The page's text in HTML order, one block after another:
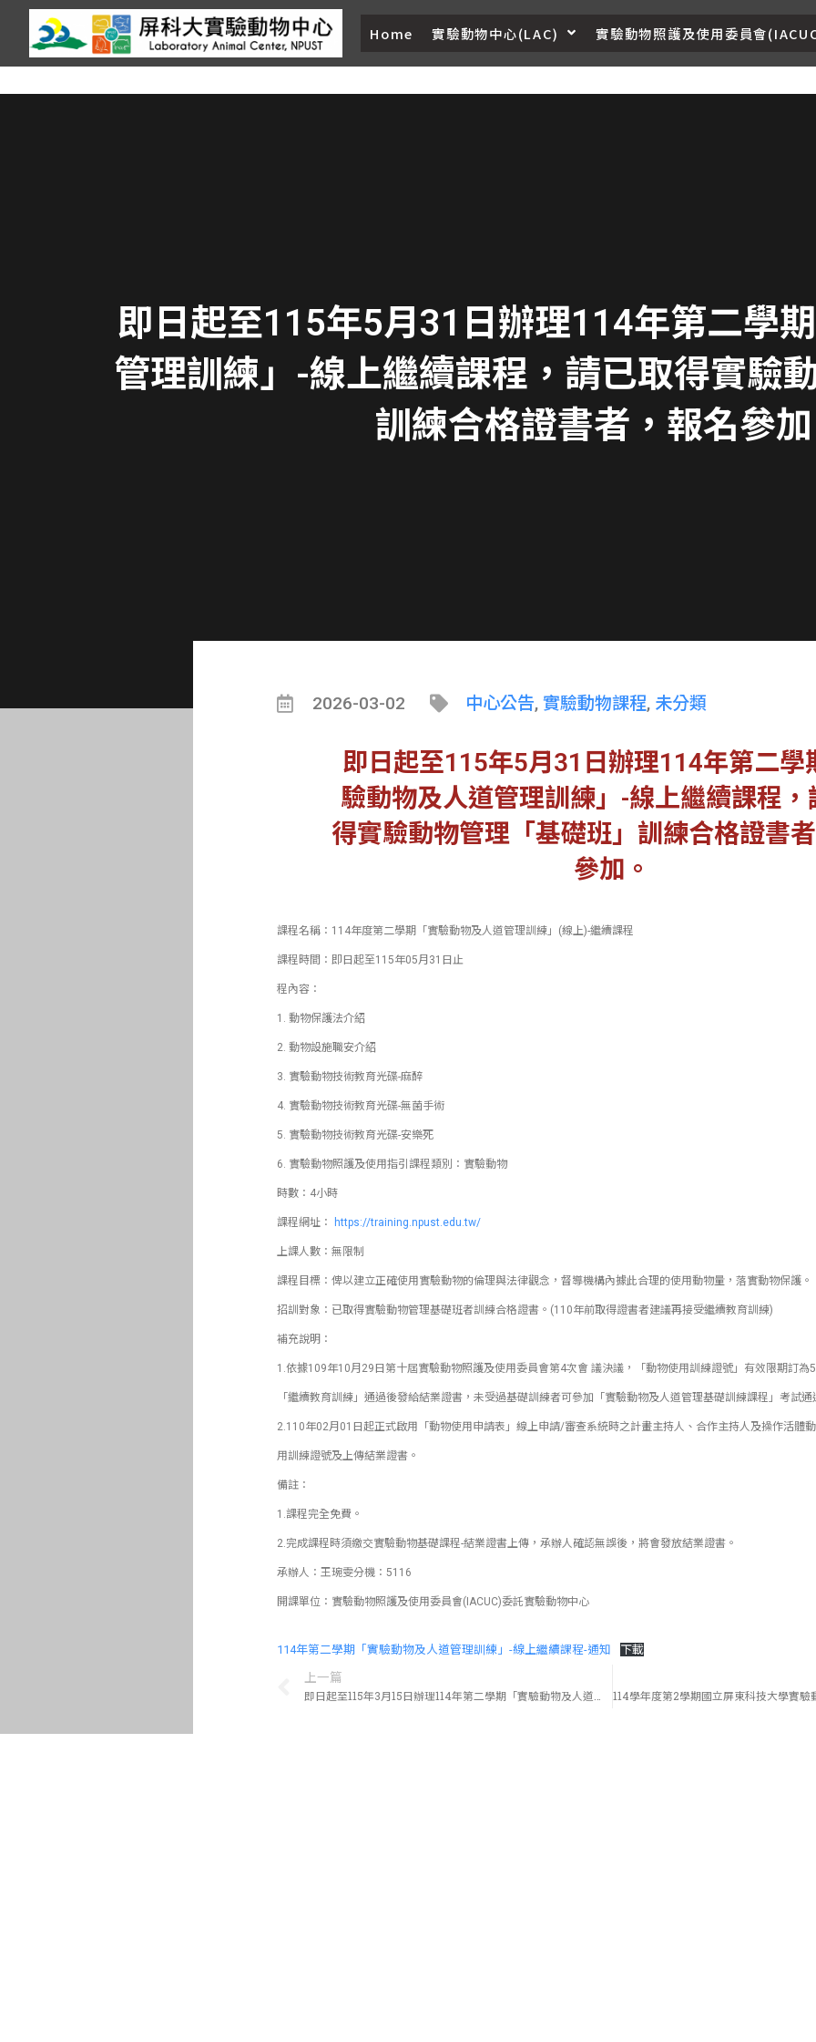
Home 實驗動物中心(LAC) 實驗動物照護及使用委員會
即日起至115年5月31日辦理114年第二學
管理訓練」-線上繼續課程，請已取得實驗
訓練合格證書者，報名參
2026-03-02 中心公告, 實驗動物課程, 未分類
即日起至115年5月31日辦理114年第二學
驗動物及人道管理訓練」-線上繼續課程，
得實驗動物管理「基礎班」訓練合格證書
參加。
課程名稱：114年度第二學期「實驗動物及人道管理訓練」(線上)-繼續課程
課程時間：即日起至115年05月31日止
程內容：
1. 動物保護法介紹
2. 動物設施職安介紹
3. 實驗動物技術教育光碟-麻醉
4. 實驗動物技術教育光碟-無菌手術
5. 實驗動物技術教育光碟-安樂死
6. 實驗動物照護及使用指引課程類別：實驗動物
時數：4小時
課程網址： https://training.npust.edu.tw/
上課人數：無限制
課程目標：俾以建立正確使用實驗動物的倫理與法律觀念，督導機構內據此合理的使用動物量，落實動物保護。
招訓對象：已取得實驗動物管理基礎班者訓練合格證書。(110年前取得證書者建議再接受繼續教育訓練)
補充說明：
1.依據109年10月29日第十屆實驗動物照護及使用委員會第4次會 議決議，「動物使用訓練證號」有效限期訂為
「繼續教育訓練」通過後發給結業證書，未受過基礎訓練者可參加「實驗動物及人道管理基礎訓練課程」考試
2.110年02月01日起正式啟用「動物使用申請表」線上申請/審查系統時之計畫主持人、合作主持人及操作活體
用訓練證號及上傳結業證書。
備註：
1.課程完全免費。
2.完成課程時須繳交實驗動物基礎課程-結業證書上傳，承辦人確認無誤後，將會發放結業證書。
承辦人：王琬雯分機：5116
開課單位：實驗動物照護及使用委員會(IACUC)委託實驗動物中心
114年第二學期「實驗動物及人道管理訓練」-線上繼續課程-通知 下載
上一篇
即日起至115年3月15日辦理114年第二學期「實驗動物及人道管理訓練-基礎課程」(線上)-第1梯次，請有意進行實驗動物的教職員生，請參加本次課程。